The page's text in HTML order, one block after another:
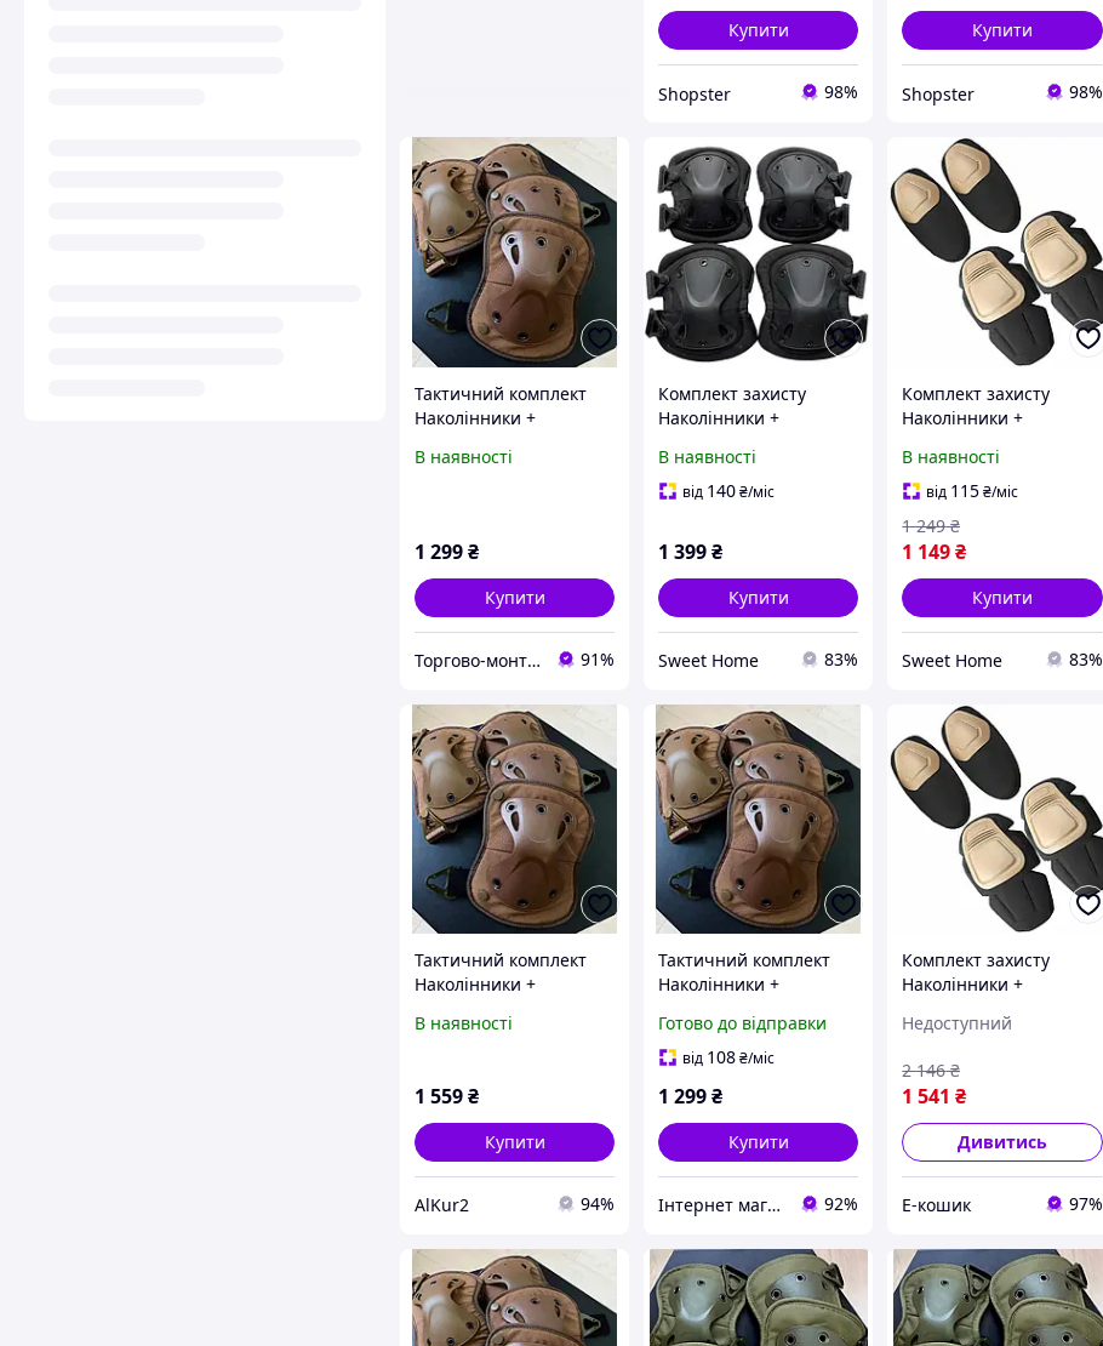
Купити
Shopster 98%
Купити
Shopster 98%
Тактичний комплект
Наколінники +
пластику FH 77
В наявності
1 299₴
Купити
Торгово-монтажна компанія "BigBud" 91%
Комплект захисту
Наколінники +
удароміцного пластику
(Чорний)
В наявності
від 140₴/міс
1 399₴
Купити
Sweet Home 83%
Комплект захисту
Наколінники +
удароміцного пластику
(Коричневий)
В наявності
від 115₴/міс
1 149₴
1 249 ₴
Купити
Sweet Home 83%
Тактичний комплект
Наколінники +
пластику FH 77
В наявності
1 559₴
Купити
AlKur2 94%
Тактичний комплект
Наколінники +
пластику FH 77
(Коричневий)
Готово до відправки
від 108₴/міс
1 299₴
Купити
Інтернет магазин livelyshop 92%
Комплект захисту
Наколінники +
удароміцного пластику
Недоступний
1 541 ₴
2 146 ₴
Дивитись
Е-кошик 97%